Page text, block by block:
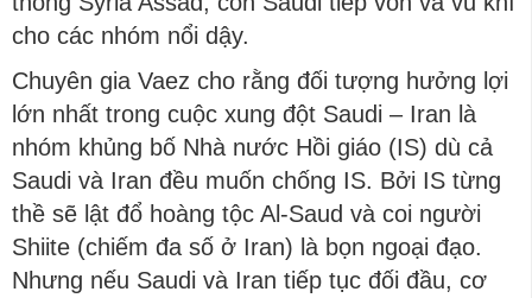
cho các nhóm nổi dậy.
Chuyên gia Vaez cho rằng đối tượng hưởng lợi
lớn nhất trong cuộc xung đột Saudi – Iran là
nhóm khủng bố Nhà nước Hồi giáo (IS) dù cả
Saudi và Iran đều muốn chống IS. Bởi IS từng
thề sẽ lật đổ hoàng tộc Al-Saud và coi người
Shiite (chiếm đa số ở Iran) là bọn ngoại đạo.
Nhưng nếu Saudi và Iran tiếp tục đối đầu, cơ